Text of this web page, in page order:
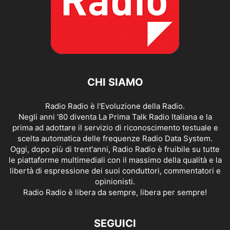
CHI SIAMO
Radio Radio è l'Evoluzione della Radio.
Negli anni '80 diventa La Prima Talk Radio Italiana e la
prima ad adottare il servizio di riconoscimento testuale e
scelta automatica delle frequenze Radio Data System.
Oggi, dopo più di trent'anni, Radio Radio è fruibile su tutte
le piattaforme multimediali con il massimo della qualità e la
libertà di espressione dei suoi conduttori, commentatori e
opinionisti.
Radio Radio è libera da sempre, libera per sempre!
SEGUICI